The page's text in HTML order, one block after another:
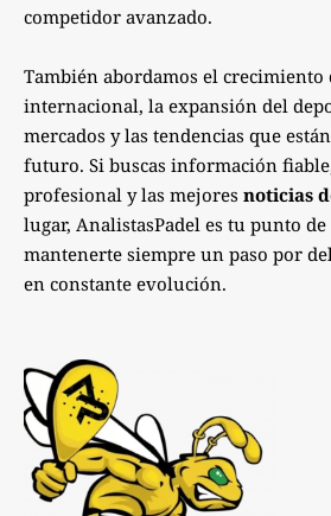
competidor avanzado.
También abordamos el crecimiento
internacional, la expansión del
mercados y las tendencias que
futuro. Si buscas información
profesional y las mejores noticias
lugar, AnalistasPadel es tu punto
mantenerte siempre un paso por
en constante evolución.